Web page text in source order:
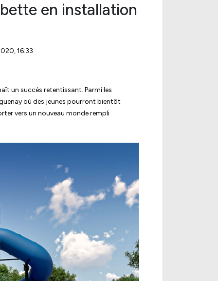
en installation
16:33
un succès retentissant. Parmi les
où des jeunes pourront bientôt
vers un nouveau monde rempli